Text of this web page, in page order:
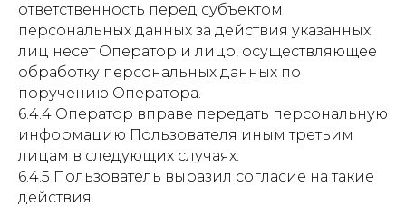
ответственность перед субъектом
персональных данных за действия указанных
лиц несет Оператор и лицо, осуществляющее
обработку персональных данных по
поручению Оператора.
6.4.4 Оператор вправе передать персональную
информацию Пользователя иным третьим
лицам в следующих случаях:
6.4.5 Пользователь выразил согласие на такие
действия.